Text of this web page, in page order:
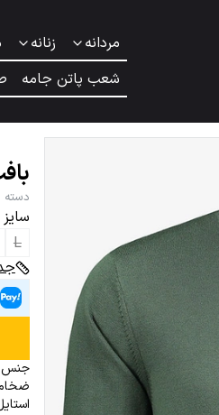
مردانه زنانه
شعب پاتن جامه
دسته
سایز
L
جنس